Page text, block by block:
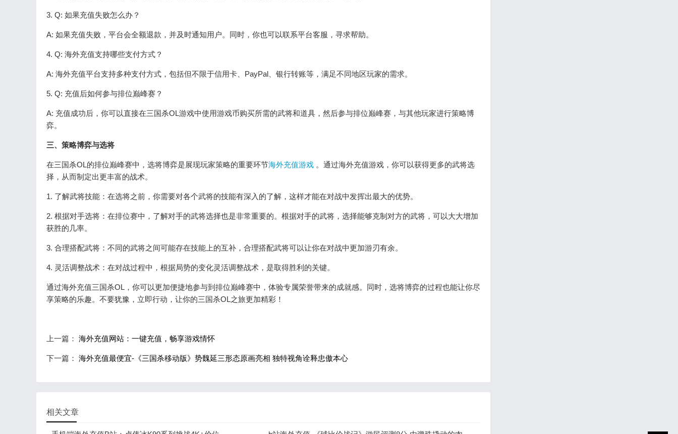
3. Q: 如果充值失败怎么办？
A: 如果充值失败，平台会全额退款，并及时通知用户。同时，你也可以联系平台客服，寻求帮助。
4. Q: 海外充值支持哪些支付方式？
A: 海外充值平台支持多种支付方式，包括但不限于信用卡、PayPal、银行转账等，满足不同地区玩家的需求。
5. Q: 充值后如何参与排位巅峰赛？
A: 充值成功后，你可以直接在三国杀OL游戏中使用游戏币购买所需的武将和道具，然后参与排位巅峰赛，与其他玩家进行策略博
弈。
三、策略博弈与选将
在三国杀OL的排位巅峰赛中，选将博弈是展现玩家策略的重要环节海外充值游戏 。通过海外充值游戏，你可以获得更多的武将选
择，从而制定出更丰富的战术。
1. 了解武将技能：在选将之前，你需要对各个武将的技能有深入的了解，这样才能在对战中发挥出最大的优势。
2. 根据对手选将：在排位赛中，了解对手的武将选择也是非常重要的。根据对手的武将，选择能够克制对方的武将，可以大大增加
获胜的几率。
3. 合理搭配武将：不同的武将之间可能存在技能上的互补，合理搭配武将可以让你在对战中更加游刃有余。
4. 灵活调整战术：在对战过程中，根据局势的变化灵活调整战术，是取得胜利的关键。
通过海外充值三国杀OL，你可以更加便捷地参与到排位巅峰赛中，体验专属荣誉带来的成就感。同时，选将博弈的过程也能让你尽
享策略的乐趣。不要犹豫，立即行动，让你的三国杀OL之旅更加精彩！
上一篇： 海外充值网站：一键充值，畅享游戏情怀
下一篇： 海外充值最便宜-《三国杀移动版》势魏延三形态原画亮相 独特视角诠释忠傲本心
相关文章